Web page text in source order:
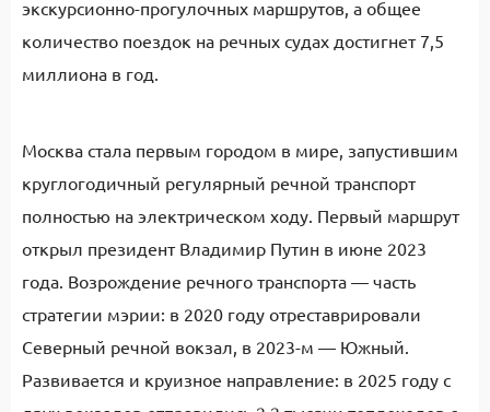
экскурсионно-прогулочных маршрутов, а общее
количество поездок на речных судах достигнет 7,5
миллиона в год.
Москва стала первым городом в мире, запустившим
круглогодичный регулярный речной транспорт
полностью на электрическом ходу. Первый маршрут
открыл президент Владимир Путин в июне 2023
года. Возрождение речного транспорта — часть
стратегии мэрии: в 2020 году отреставрировали
Северный речной вокзал, в 2023-м — Южный.
Развивается и круизное направление: в 2025 году с